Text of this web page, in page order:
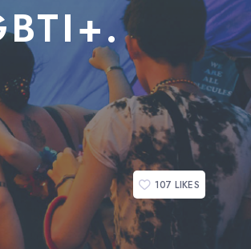
107 LIKES